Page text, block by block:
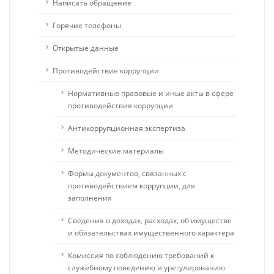
Написать обращение
Горячие телефоны
Открытые данные
Противодействие коррупции
Нормативные правовые и иные акты в сфере
противодействия коррупции
Антикоррупционная экспертиза
Методические материалы
Формы документов, связанных с
противодействием коррупции, для
заполнения
Сведения о доходах, расходах, об имуществе
и обязательствах имущественного характера
Комиссия по соблюдению требований к
служебному поведению и урегулированию